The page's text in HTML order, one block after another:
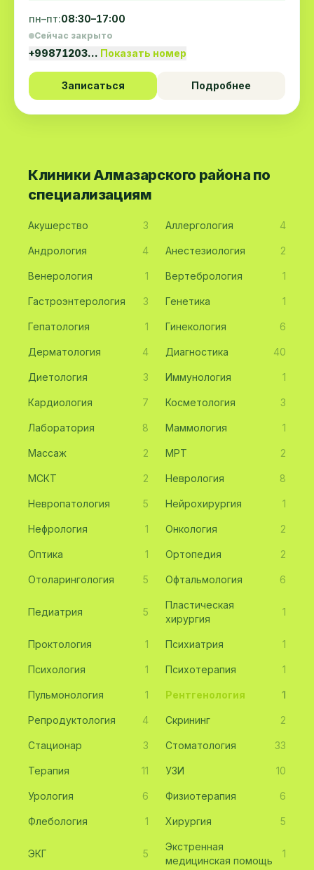
пн–пт:08:30–17:00
Сейчас закрыто
+99871203… Показать номер
Записаться Подробнее
Клиники Алмазарского района по
специализациям
Акушерство 3 Аллергология 4
Андрология 4 Анестезиология 2
Венерология 1 Вертебрология 1
Гастроэнтерология 3 Генетика 1
Гепатология 1 Гинекология 6
Дерматология 4 Диагностика 40
Диетология 3 Иммунология 1
Кардиология 7 Косметология 3
Лаборатория 8 Маммология 1
Массаж 2 МРТ 2
МСКТ 2 Неврология 8
Невропатология 5 Нейрохирургия 1
Нефрология 1 Онкология 2
Оптика 1 Ортопедия 2
Отоларингология 5 Офтальмология 6
Педиатрия 5
Пластическая
хирургия
1
Проктология 1 Психиатрия 1
Психология 1 Психотерапия 1
Пульмонология 1 Рентгенология 1
Репродуктология 4 Скрининг 2
Стационар 3 Стоматология 33
Терапия 11 УЗИ 10
Урология 6 Физиотерапия 6
Флебология 1 Хирургия 5
ЭКГ 5
Экстренная
медицинская помощь
1